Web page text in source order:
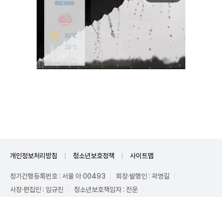
개인정보처리방침 청소년보호정책 사이트맵
정기간행등록번호 : 서울 아 00493
회장·발행인 : 곽영길
사장·편집인 : 임규진
청소년보호책임자 : 전운